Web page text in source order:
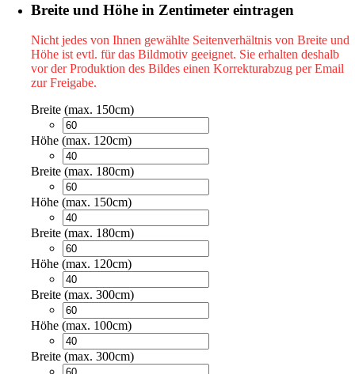
Breite und Höhe in Zentimeter eintragen
Nicht jedes von Ihnen gewählte Seitenverhältnis von Breite und
Höhe ist evtl. für das Bildmotiv geeignet. Sie erhalten deshalb
vor der Produktion des Bildes einen Korrekturabzug per Email
zur Freigabe.
Breite (max. 150cm)
Höhe (max. 120cm)
Breite (max. 180cm)
Höhe (max. 150cm)
Breite (max. 180cm)
Höhe (max. 120cm)
Breite (max. 300cm)
Höhe (max. 100cm)
Breite (max. 300cm)